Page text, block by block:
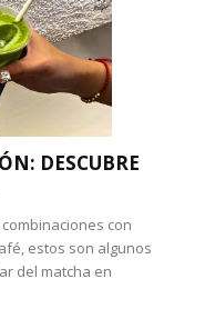
DESCUBRE
con
estos son algunos
del matcha en